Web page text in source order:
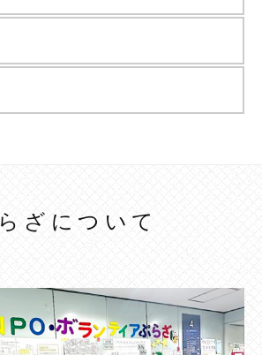
ぷらざについて